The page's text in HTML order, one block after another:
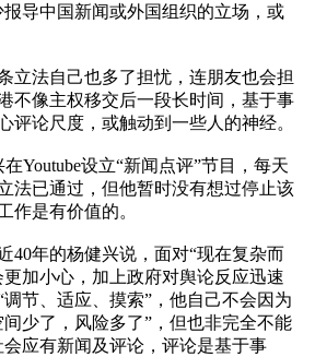
导中国新闻或外国组织的立场，或
立法自己也多了担忧，连朋友也会担
不像主权移交后一段长时间，基于事
评论尺度，或触动到一些人的神经。
Youtube设立“新闻点评”节目，每天
法已通过，但他暂时没有想过停止该
作是有价值的。
40年的杨健兴说，面对“现在复杂而
加小心，加上政府对舆论反应迅速
节、适应、摸索”，他自己不会因为
少了，风险多了”，但也非完全不能
应有新闻及评论，评论是基于事